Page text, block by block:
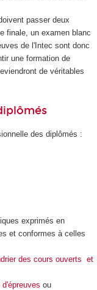
passer deux
finale, un examen blanc
de l'Intec sont donc
une formation de
de véritables
des diplômés :
exprimés en
et conformes à celles
des cours ouverts et
ou